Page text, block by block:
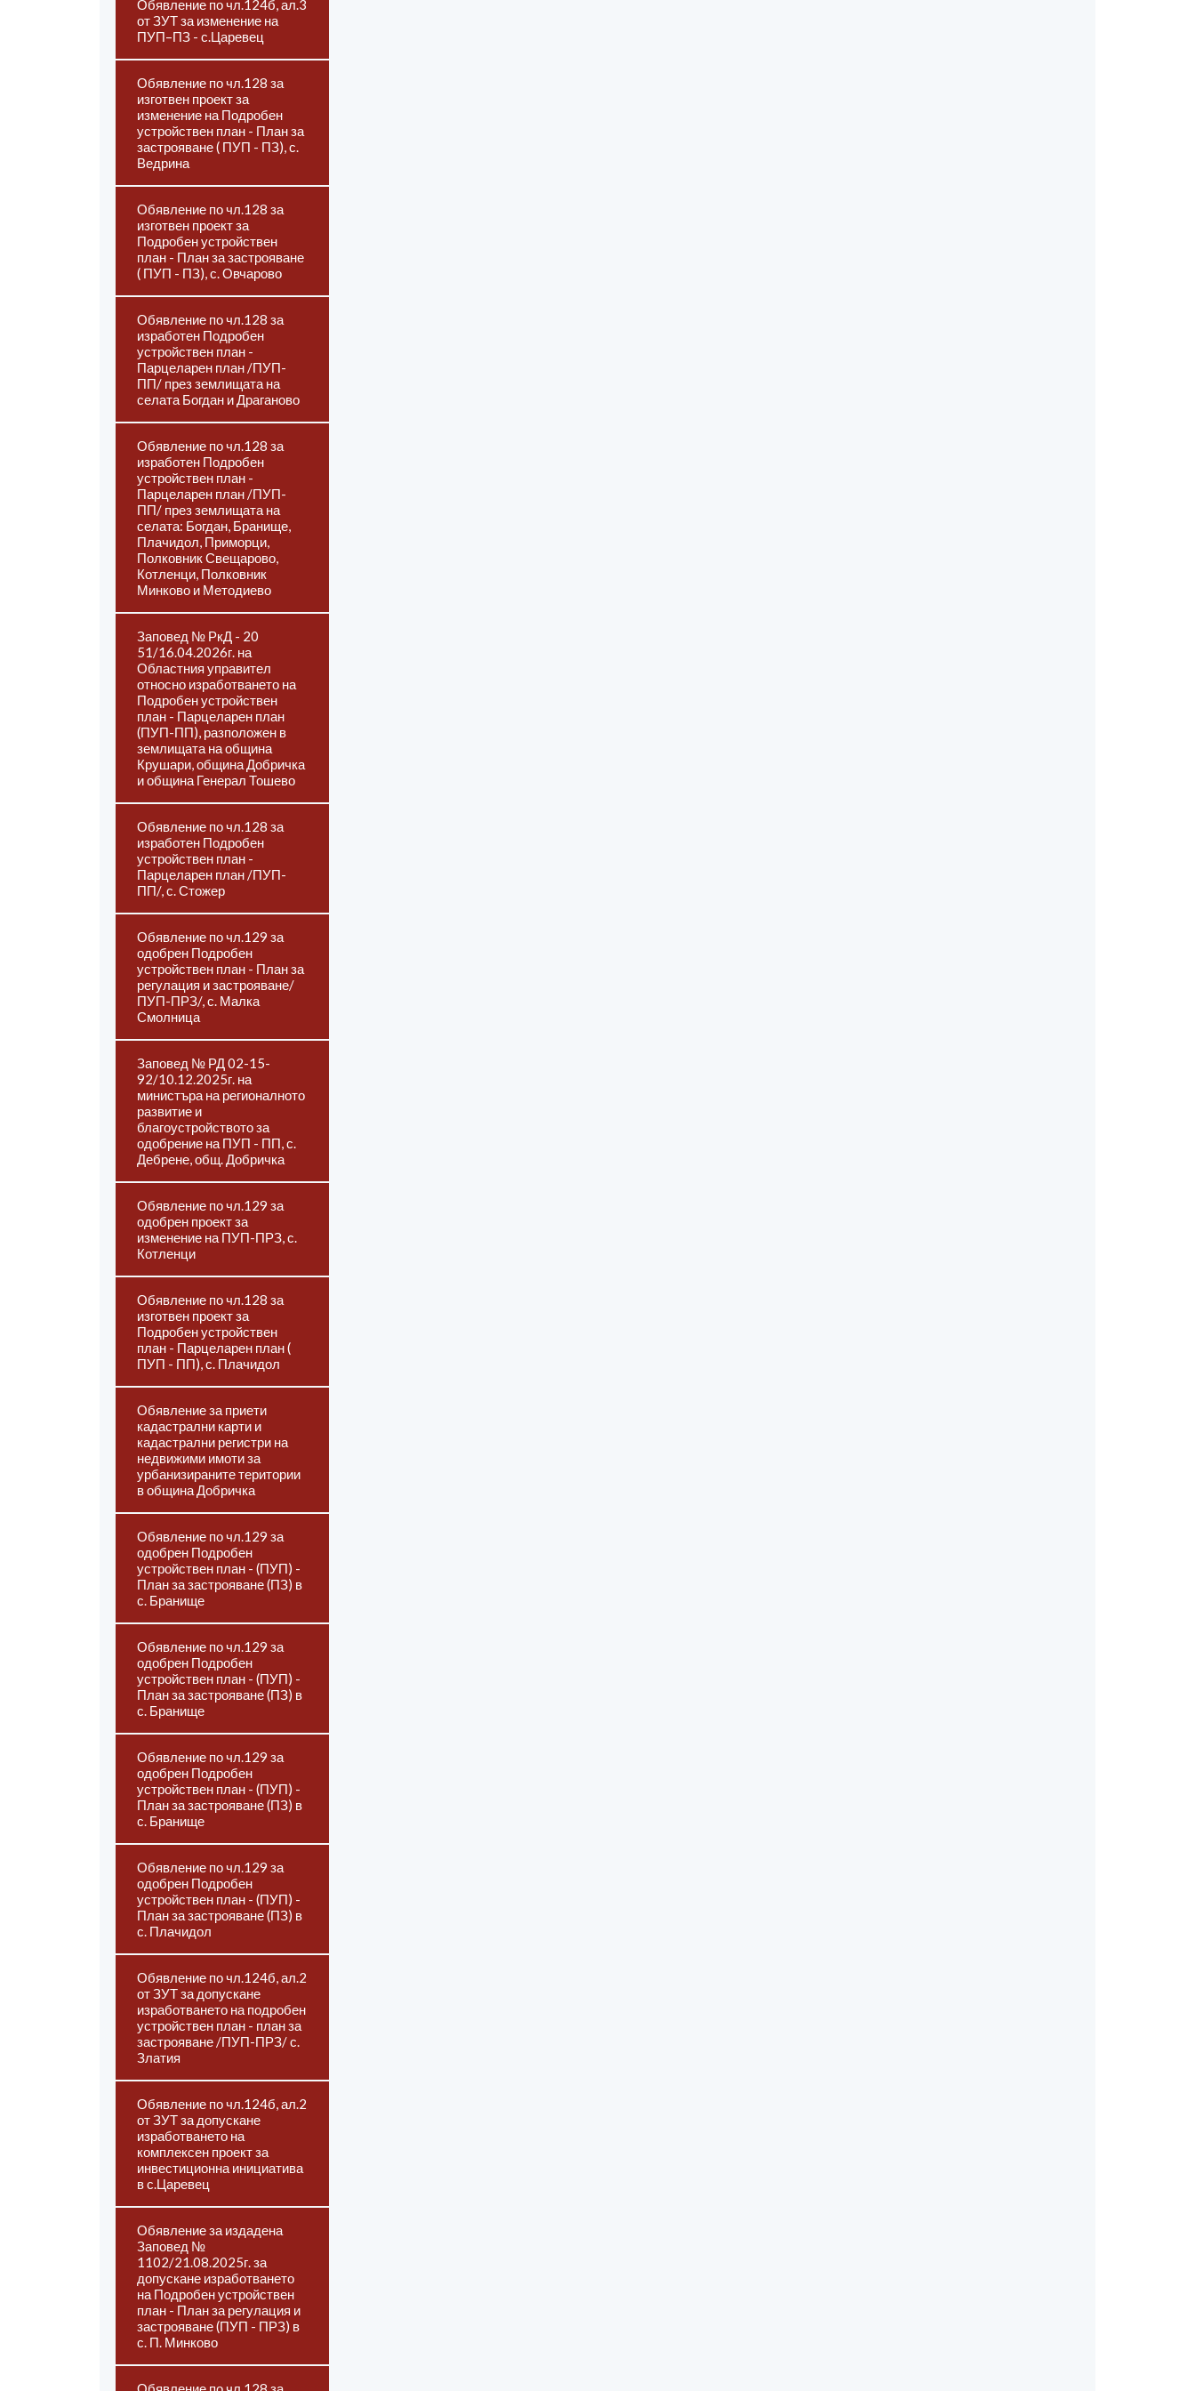
Обявление по чл.124б, ал.3
от ЗУТ за изменение на
ПУП–ПЗ - с.Царевец
Обявление по чл.128 за
изготвен проект за
изменение на Подробен
устройствен план - План за
застрояване ( ПУП - ПЗ), с.
Ведрина
Обявление по чл.128 за
изготвен проект за
Подробен устройствен
план - План за застрояване
( ПУП - ПЗ), с. Овчарово
Обявление по чл.128 за
изработен Подробен
устройствен план -
Парцеларен план /ПУП-
ПП/ през землищата на
селата Богдан и Драганово
Обявление по чл.128 за
изработен Подробен
устройствен план -
Парцеларен план /ПУП-
ПП/ през землищата на
селата: Богдан, Бранище,
Плачидол, Приморци,
Полковник Свещарово,
Котленци, Полковник
Минково и Методиево
Заповед № РкД - 20
51/16.04.2026г. на
Областния управител
относно изработването на
Подробен устройствен
план - Парцеларен план
(ПУП-ПП), разположен в
землищата на община
Крушари, община Добричка
и община Генерал Тошево
Обявление по чл.128 за
изработен Подробен
устройствен план -
Парцеларен план /ПУП-
ПП/, с. Стожер
Обявление по чл.129 за
одобрен Подробен
устройствен план - План за
регулация и застрояване/
ПУП-ПРЗ/, с. Малка
Смолница
Заповед № РД 02-15-
92/10.12.2025г. на
министъра на регионалното
развитие и
благоустройството за
одобрение на ПУП - ПП, с.
Дебрене, общ. Добричка
Обявление по чл.129 за
одобрен проект за
изменение на ПУП-ПРЗ, с.
Котленци
Обявление по чл.128 за
изготвен проект за
Подробен устройствен
план - Парцеларен план (
ПУП - ПП), с. Плачидол
Обявление за приети
кадастрални карти и
кадастрални регистри на
недвижими имоти за
урбанизираните територии
в община Добричка
Обявление по чл.129 за
одобрен Подробен
устройствен план - (ПУП) -
План за застрояване (ПЗ) в
с. Бранище
Обявление по чл.129 за
одобрен Подробен
устройствен план - (ПУП) -
План за застрояване (ПЗ) в
с. Бранище
Обявление по чл.129 за
одобрен Подробен
устройствен план - (ПУП) -
План за застрояване (ПЗ) в
с. Бранище
Обявление по чл.129 за
одобрен Подробен
устройствен план - (ПУП) -
План за застрояване (ПЗ) в
с. Плачидол
Обявление по чл.124б, ал.2
от ЗУТ за допускане
изработването на подробен
устройствен план - план за
застрояване /ПУП-ПРЗ/ с.
Златия
Обявление по чл.124б, ал.2
от ЗУТ за допускане
изработването на
комплексен проект за
инвестиционна инициатива
в с.Царевец
Обявление за издадена
Заповед №
1102/21.08.2025г. за
допускане изработването
на Подробен устройствен
план - План за регулация и
застрояване (ПУП - ПРЗ) в
с. П. Минково